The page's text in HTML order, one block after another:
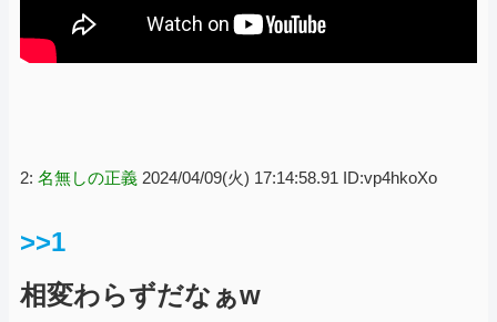
2: 名無しの正義 2024/04/09(火) 17:14:58.91 ID:vp4hkoXo
>>1
相変わらずだなぁw